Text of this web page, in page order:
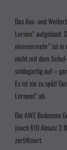
Das Aus- und
Lernen“ aufgebaut.
nimmermehr“ ist in
nicht mit dem
schlagartig auf –
Es ist nie zu spät!
Lernens“ ab.
Die AWZ Bodensee
(nach §10 Absatz 3
zertifiziert.
Essenziell (3)
Essenzielle Cookies
Funktion der Website
Marketing (2)